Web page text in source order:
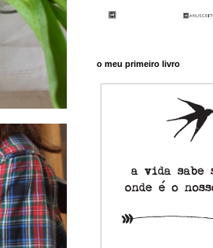
o meu primeiro livro